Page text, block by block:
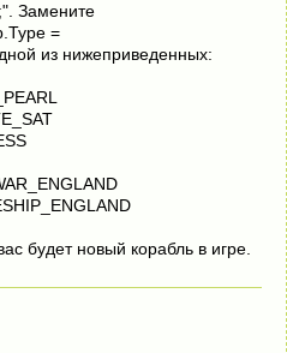
Замените
=
из нижеприведенных:
будет новый корабль в игре.